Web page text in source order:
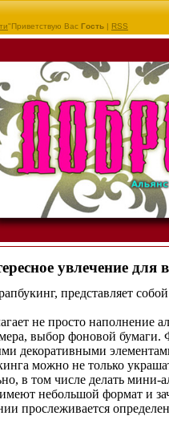
"Приветствую Вас Гость | RSS
увлечение для
представляет
не просто наполнение
выбор фоновой бумаги.
декоративными
можно не только
в том числе делать
небольшой формат и
прослеживается